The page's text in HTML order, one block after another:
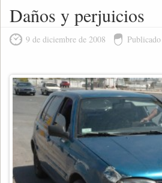
Daños y perjuicios
9 de diciembre de 2008